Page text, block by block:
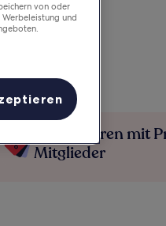
Mehr sparen mit
Mitglieder
von oder
und